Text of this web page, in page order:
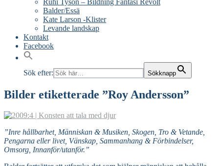
Ruhi Tyson – Bildning Fantasi Revolt
Balder/Essä
Kate Larson -Klister
Levande landskap
Kontakt
Facebook
Sök efter: Sökknapp
Bilder etiketterade ”Roy Andersson”
”Inre hållbarhet, Människan & Musiken, Skogen, Tro & Vetande,
Pengarna eller livet, Vänskap, Sammanhang & Förbindelser,
Omsorg, Innanför/utanför.”